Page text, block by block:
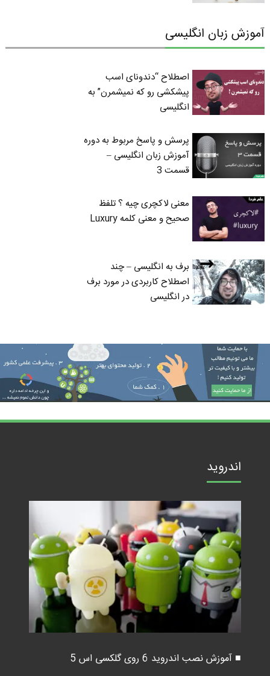
آموزش زبان انگلیسی
اصطلاح “دندونای اسب
پیشکشی رو که نمیشمرن” به
انگلیسی
پرسش و پاسخ مربوط به دوره
آموزش زبان انگلیسی –
قسمت 3
معنی لاکچری چیه ؟ تلفظ
صحیح و معنی کلمه Luxury
برف به انگلیسی – چند
اصطلاح کاربردی در مورد برف
در انگلیسی
اندروید
■ آموزش نصب اندروید 6 روی گلکسی اس 5